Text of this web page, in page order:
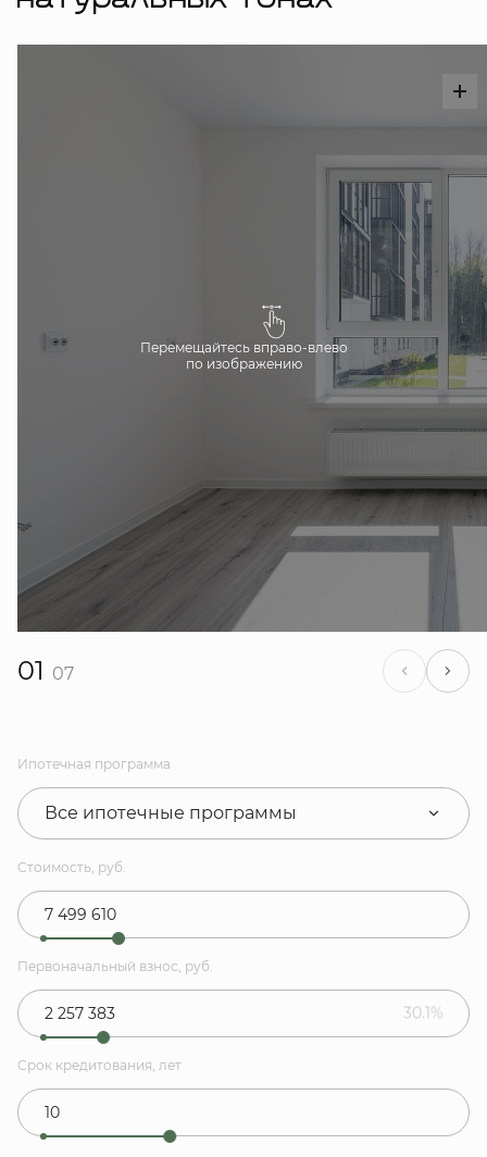
Перемещайтесь вправо-влево
по изображению
01 07
Ипотечная программа
Все ипотечные программы
Стоимость, руб.
Первоначальный взнос, руб.
30.1%
Срок кредитования, лет